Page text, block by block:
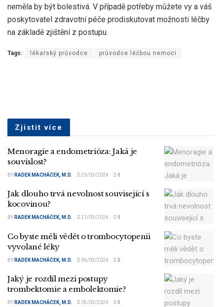
neměla by být bolestivá. V případě potřeby můžete vy a váš
poskytovatel zdravotní péče prodiskutovat možnosti léčby
na základě zjištění z postupu.
Tags: lékařský průvodce průvodce léčbou nemoci
Zjistit více
Menoragie a endometrióza: Jaká je
souvislost?
BY RADEK MACHÁČEK, M.D. 23/03/2024 0
Jak dlouho trvá nevolnost související s
kocovinou?
BY RADEK MACHÁČEK, M.D. 21/03/2024 0
Co byste měli vědět o trombocytopenii
vyvolané léky
BY RADEK MACHÁČEK, M.D. 06/03/2024 0
Jaký je rozdíl mezi postupy
trombektomie a embolektomie?
BY RADEK MACHÁČEK, M.D. 05/03/2024 0